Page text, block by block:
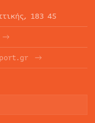
183 45